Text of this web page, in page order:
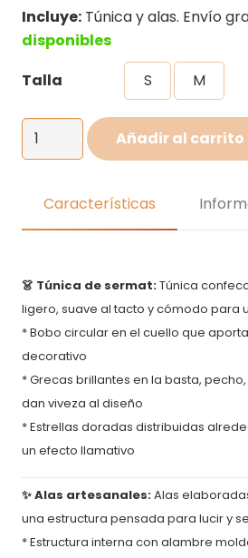
Incluye: Túnica y alas. Envío
disponibles
Talla
S M
Disfraz
de
para
Añadir al carrito
Características
👗 Túnica de sermat:Túnica
ligero, suave al tacto y cómodo para
* Bobo circular en el cuello que
decorativo
* Grecas brillantes en la basta,
dan viveza al diseño
* Estrellas doradas distribuidas
un efecto llamativo
✨ Alas artesanales:Alas
una estructura pensada para lucir y
* Estructura interna con alambre